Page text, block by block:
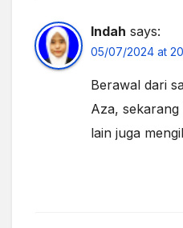
Indah says:
05/07/2024 at
Berawal dari
Aza,
lain juga